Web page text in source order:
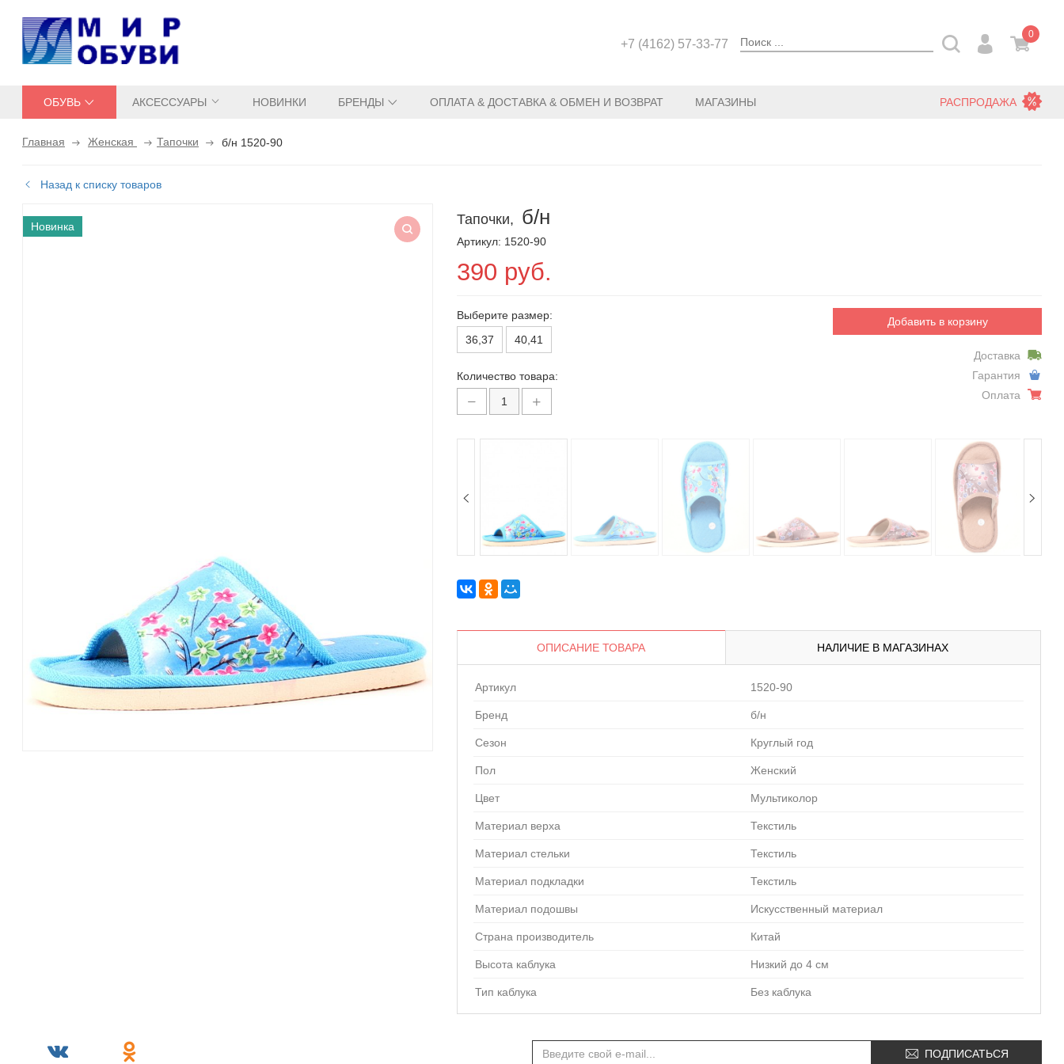
+7 (4162) 57-33-77
0
ОБУВЬ АКСЕССУАРЫ НОВИНКИ БРЕНДЫ ОПЛАТА & ДОСТАВКА & ОБМЕН И ВОЗВРАТ МАГАЗИНЫ РАСПРОДАЖА
Главная Женская Тапочки б/н 1520-90
Назад к списку товаров
Тапочки, б/н
Артикул: 1520-90
390 руб.
Выберите размер:
36,37
40,41
Количество товара:
Добавить в корзину
Доставка
Гарантия
Оплата
ОПИСАНИЕ ТОВАРА НАЛИЧИЕ В МАГАЗИНАХ
Артикул 1520-90
Бренд б/н
Сезон Круглый год
Пол Женский
Цвет Мультиколор
Материал верха Текстиль
Материал стельки Текстиль
Материал подкладки Текстиль
Материал подошвы Искусственный материал
Страна производитель Китай
Высота каблука Низкий до 4 см
Тип каблука Без каблука
ПОДПИСАТЬСЯ